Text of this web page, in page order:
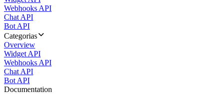
Webhooks API
Chat API
Bot API
Categorias
Overview
Widget API
Webhooks API
Chat API
Bot API
Documentation